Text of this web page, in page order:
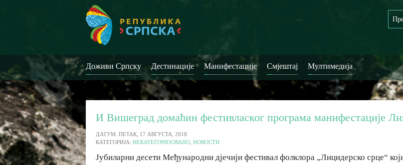
Доживи Српску Дестинације Манифестације Смјештај Мултимедија
И Вишеград домаћин фестивласког програма манифестације
ДАТУМ: ПЕТАК, 17 АВГУСТА, 2018
КАТЕГОРИЈА: НЕКАТЕГОРИЗОВАНО НОВОСТИ
Јубиларни десети Међународни дјечији фестивал фолклора „Лицидерско срце“